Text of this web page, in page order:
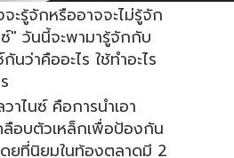
ะรู้จักหรืออาจจะไม่รู้จัก
" วันนี้จะพามารู้จักกับ
นว่าคืออะไร ใช้ทำอะไร
นซ์ คือการนำเอา
ลือบตัวเหล็กเพื่อป้องกัน
ยที่นิยมในท้องตลาดมี 2